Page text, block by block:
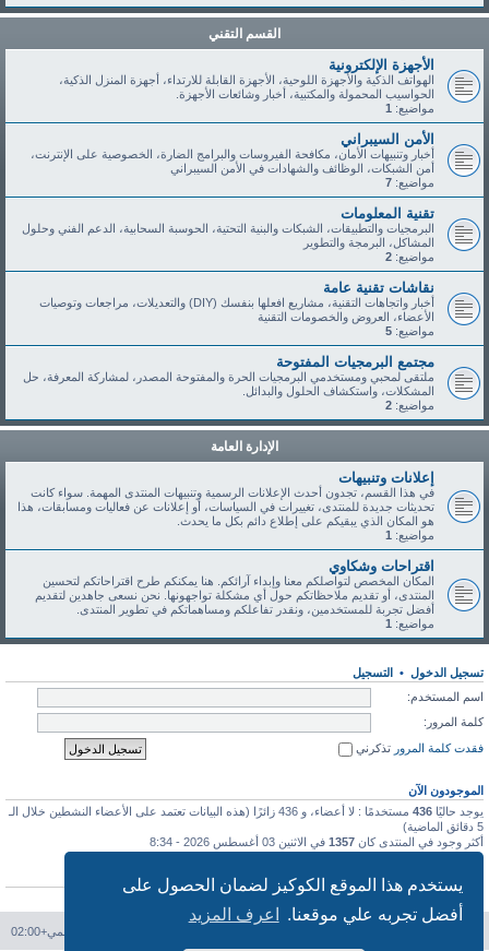
يستخدم هذا الموقع الكوكيز لضمان الحصول على
أفضل تجربه علي موقعنا.
اعرف المزيد
القسم التقني
الأجهزة الإلكترونية
الهواتف الذكية والأجهزة اللوحية، الأجهزة القابلة للارتداء، أجهزة المنزل الذكية،
الحواسيب المحمولة والمكتبية، أخبار وشائعات الأجهزة.
مواضيع: 1
الأمن السيبراني
أخبار وتنبيهات الأمان، مكافحة الفيروسات والبرامج الضارة، الخصوصية على الإنترنت،
أمن الشبكات، الوظائف والشهادات في الأمن السيبراني
مواضيع: 7
تقنية المعلومات
البرمجيات والتطبيقات، الشبكات والبنية التحتية، الحوسبة السحابية، الدعم الفني وحلول
المشاكل، البرمجة والتطوير
مواضيع: 2
نقاشات تقنية عامة
أخبار واتجاهات التقنية، مشاريع افعلها بنفسك (DIY) والتعديلات، مراجعات وتوصيات
الأعضاء، العروض والخصومات التقنية
مواضيع: 5
مجتمع البرمجيات المفتوحة
ملتقى لمحبي ومستخدمي البرمجيات الحرة والمفتوحة المصدر، لمشاركة المعرفة، حل
المشكلات، واستكشاف الحلول والبدائل.
مواضيع: 2
الإدارة العامة
إعلانات وتنبيهات
في هذا القسم، تجدون أحدث الإعلانات الرسمية وتنبيهات المنتدى المهمة. سواء كانت
تحديثات جديدة للمنتدى، تغييرات في السياسات، أو إعلانات عن فعاليات ومسابقات، هذا
هو المكان الذي يبقيكم على إطلاع دائم بكل ما يحدث.
مواضيع: 1
اقتراحات وشكاوي
المكان المخصص لتواصلكم معنا وإبداء آرائكم. هنا يمكنكم طرح اقتراحاتكم لتحسين
المنتدى، أو تقديم ملاحظاتكم حول أي مشكلة تواجهونها. نحن نسعى جاهدين لتقديم
أفضل تجربة للمستخدمين، ونقدر تفاعلكم ومساهماتكم في تطوير المنتدى.
مواضيع: 1
تسجيل الدخول • التسجيل
اسم المستخدم:
كلمة المرور:
فقدت كلمة المرور تذكرني
الموجودون الآن
يوجد حاليًا 436
مستخدمًا : لا أعضاء، و 436 زائرًا (هذه البيانات تعتمد على الأعضاء النشطين خلال الـ
5 دقائق الماضية)
أكثر وجود في المنتدى كان 1357 في الاثنين 03 أغسطس 2026 - 8:34
عدد المشاركات
• عدد المواضيع 46 • عدد الأعضاء • آخر عضو مسجل
التوقيت العالمي+02:00